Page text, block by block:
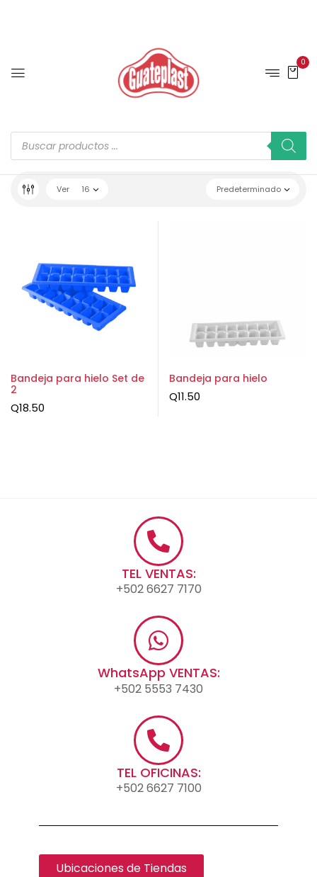
0
Predeterminado
Ver 16
Bandeja para hielo Set de
2
Q18.50
Bandeja para hielo
Q11.50
TEL VENTAS:
+502 6627 7170
WhatsApp VENTAS:
+502 5553 7430
TEL OFICINAS:
+502 6627 7100
Ubicaciones de Tiendas